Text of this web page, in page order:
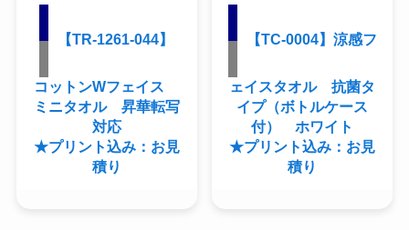
【TR-1261-044】
コットンWフェイス
ミニタオル 昇華転写
対応
★プリント込み：お見
積り
【TC-0004】涼感フ
ェイスタオル 抗菌タ
イプ（ボトルケース
付） ホワイト
★プリント込み：お見
積り